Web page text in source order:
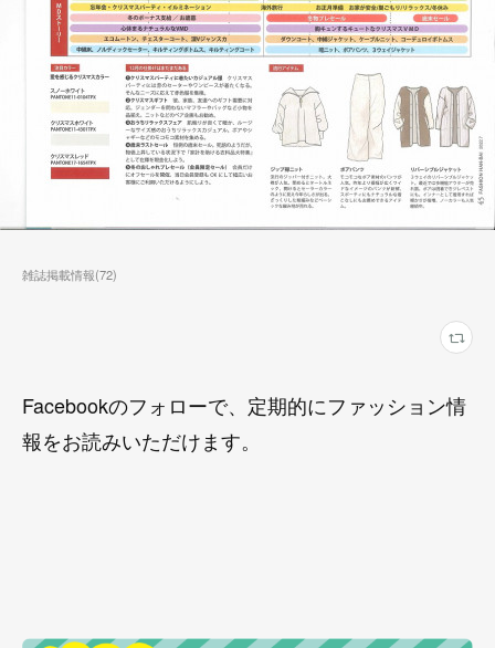
雑誌掲載情報(72)
Facebookのフォローで、定期的にファッション情
報をお読みいただけます。